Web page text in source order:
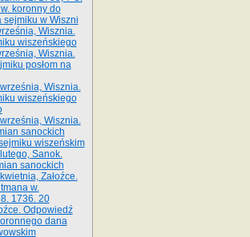
koronny do
sejmiku w Wiszni
Wisznia.
wiszeńskiego
Wisznia.
posłom na
Wisznia.
wiszeńskiego
Wisznia.
sanockich
wiszeńskim
Sanok.
sanockich
Załoźce.
w.
1736. 20
Odpowiedź
dana